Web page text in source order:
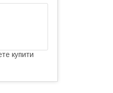
купити